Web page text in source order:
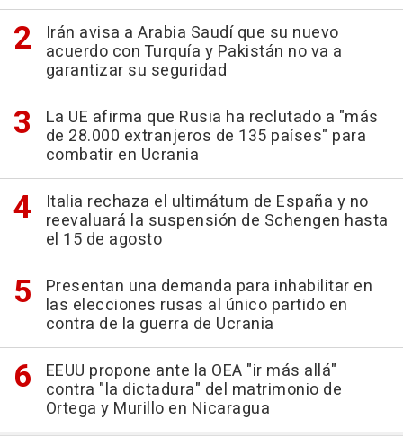
Irán avisa a Arabia Saudí que su nuevo
acuerdo con Turquía y Pakistán no va a
garantizar su seguridad
La UE afirma que Rusia ha reclutado a "más
de 28.000 extranjeros de 135 países" para
combatir en Ucrania
Italia rechaza el ultimátum de España y no
reevaluará la suspensión de Schengen hasta
el 15 de agosto
Presentan una demanda para inhabilitar en
las elecciones rusas al único partido en
contra de la guerra de Ucrania
EEUU propone ante la OEA "ir más allá"
contra "la dictadura" del matrimonio de
Ortega y Murillo en Nicaragua